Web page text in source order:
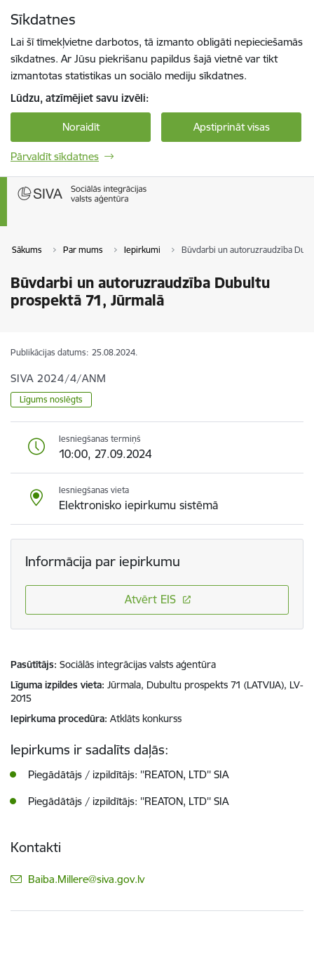
Sīkdatnes
Lai šī tīmekļvietne darbotos, tā izmanto obligāti nepieciešamās
sīkdatnes. Ar Jūsu piekrišanu papildus šajā vietnē var tikt
izmantotas statistikas un sociālo mediju sīkdatnes.
Lūdzu, atzīmējiet savu izvēli:
Noraidīt Apstiprināt visas
Pārvaldīt sīkdatnes
Sākums Par mums Iepirkumi Būvdarbi un autoruzraudzība
Būvdarbi un autoruzraudzība Dubultu
prospektā 71, Jūrmalā
Publikācijas datums: 25.08.2024.
SIVA 2024/4/ANM
Līgums noslēgts
Iesniegšanas termiņš
10:00, 27.09.2024
Iesniegšanas vieta
Elektronisko iepirkumu sistēmā
Informācija par iepirkumu
Atvērt EIS
Pasūtītājs Sociālās integrācijas valsts aģentūra
Līguma izpildes vieta Jūrmala, Dubultu prospekts 71 (LATVIJA), LV-
2015
Iepirkuma procedūra Atklāts konkurss
Iepirkums ir sadalīts daļās:
Piegādātājs / izpildītājs: ''REATON, LTD'' SIA
Piegādātājs / izpildītājs: ''REATON, LTD'' SIA
Kontakti
E-pasts:
Baiba.Millere@siva.gov.lv